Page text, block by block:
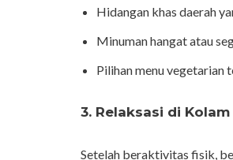
Hidangan khas daerah
Minuman hangat atau
Pilihan menu vegetarian
3. Relaksasi di
Setelah beraktivitas fisik,